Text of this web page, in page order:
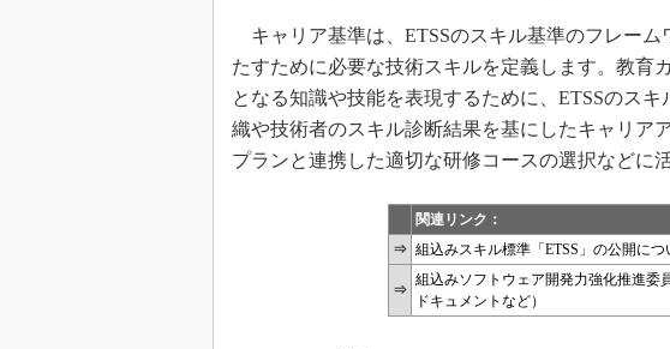
キャリア基準は、ETSSのスキル基準のフレー
たすために必要な技術スキルを定義します。教育
となる知識や技能を表現するために、ETSSのス
織や技術者のスキル診断結果を基にしたキャリア
プランと連携した適切な研修コースの選択などに
関連リンク：
⇒ 組込みスキル標準「ETSS」の公開につ
⇒
組込みソフトウェア開発力強化推進委
ドキュメントなど）